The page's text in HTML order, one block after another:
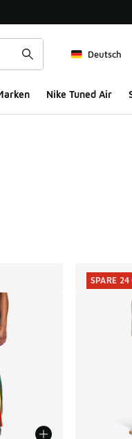
Deutsch
Nike Tuned Air
SPARE 24